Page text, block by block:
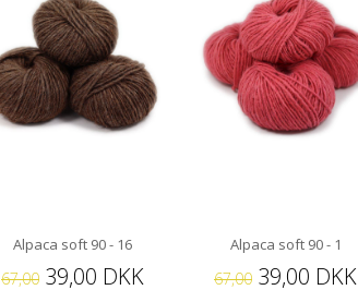
Alpaca soft 90 - 16
67,00 39,00 DKK
Alpaca soft 90 - 1
67,00 39,00 DKK